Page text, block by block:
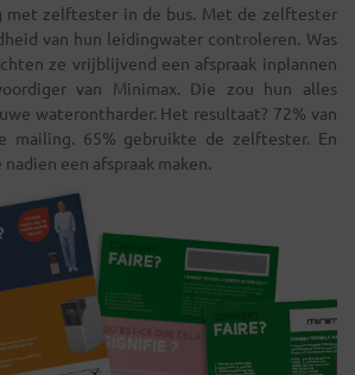
met zelftester in de bus. Met de zelftester
van hun leidingwater controleren. Was
ze vrijblijvend een afspraak inplannen
van Minimax. Die zou hun alles
waterontharder. Het resultaat? 72% van
mailing. 65% gebruikte de zelftester. En
een afspraak maken.